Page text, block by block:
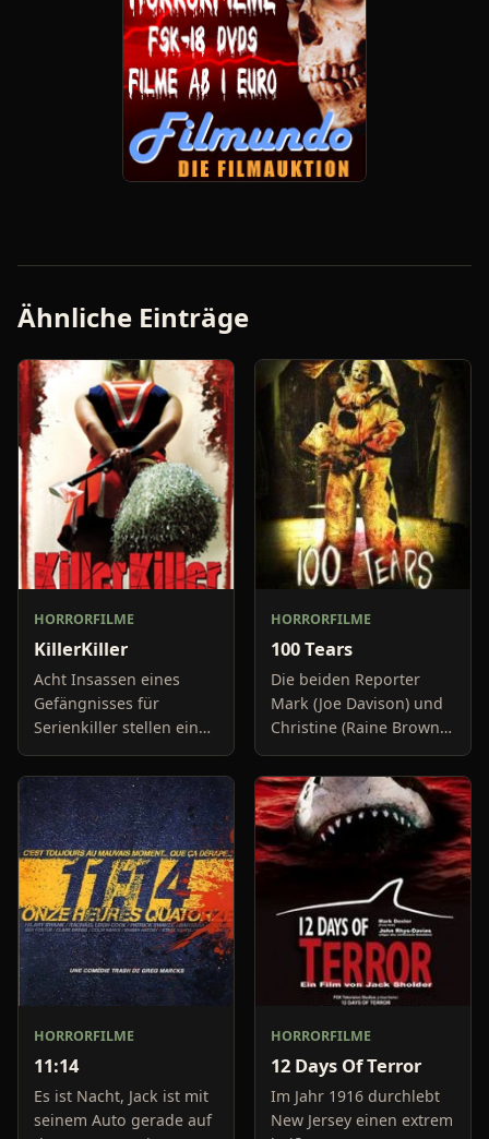
Ähnliche Einträge
HORRORFILME
KillerKiller
Acht Insassen eines
Gefängnisses für
Serienkiller stellen eines
Morgens überrascht
fest, dass ihre
Zellentüren offen stehen
und die Wärter spurlos
verschw
HORRORFILME
100 Tears
Die beiden Reporter
Mark (Joe Davison) und
Christine (Raine Brown)
haben keine Lust mehr
auf belanglose
Boulevard-Meldungen
und befassen sich
neuerdings mit Se
HORRORFILME
11:14
Es ist Nacht, Jack ist mit
seinem Auto gerade auf
HORRORFILME
12 Days Of Terror
Im Jahr 1916 durchlebt
New Jersey einen extrem